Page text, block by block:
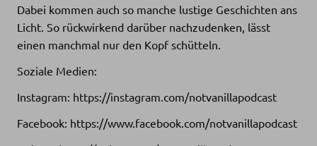
Dabei kommen auch so manche lustige Geschichten ans
Licht. So rückwirkend darüber nachzudenken, lässt
einen manchmal nur den Kopf schütteln.
Soziale Medien:
Instagram: https://instagram.com/notvanillapodcast
Facebook: https://www.facebook.com/notvanillapodcast